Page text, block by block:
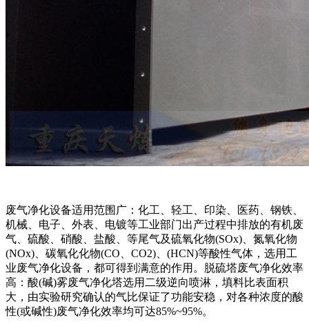
废气净化设备适用范围广：化工、轻工、印染、医药、钢铁、
机械、电子、外表、电镀等工业部门出产过程中排放的有机废
气、硫酸、硝酸、盐酸、等尾气及硫氧化物(SOx)、氮氧化物
(NOx)、碳氧化化物(CO、CO2)、(HCN)等酸性气体，选用工
业废气净化设备，都可得到满意的作用。脱硫塔废气净化效率
高：酸(碱)雾废气净化塔选用二级逆向喷淋，填料比表面积
大，由实验研究确认的气比保证了功能安稳，对各种浓度的酸
性(或碱性)废气净化效率均可达85%~95%。